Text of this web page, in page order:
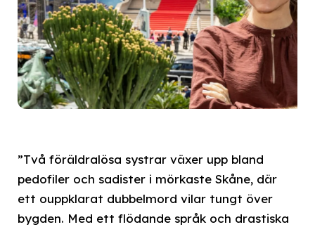
”Två föräldralösa systrar växer upp bland
pedofiler och sadister i mörkaste Skåne, där
ett ouppklarat dubbelmord vilar tungt över
bygden. Med ett flödande språk och drastiska